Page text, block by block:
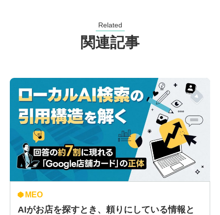
Related
関連記事
MEO
AIがお店を探すとき、頼りにしている情報と